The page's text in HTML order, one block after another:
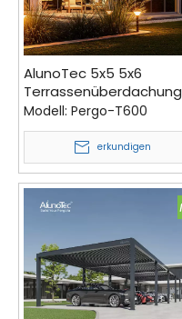
AlunoTec 5x5 5x6
Terrassenüberdachung
Elektrisch Ausfahrbar
Wasserdicht
Modell: Pergo-T600
erkundigen